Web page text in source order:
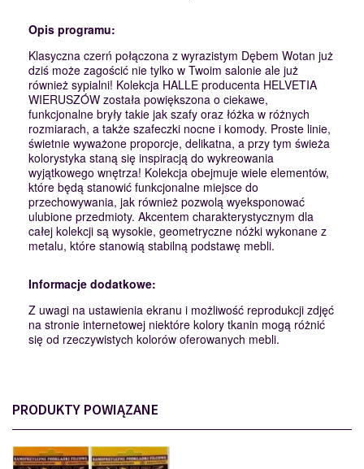
Opis programu:
Klasyczna czerń połączona z wyrazistym Dębem Wotan już
dziś może zagościć nie tylko w Twoim salonie ale już
również sypialni! Kolekcja HALLE producenta HELVETIA
WIERUSZÓW została powiększona o ciekawe,
funkcjonalne bryły takie jak szafy oraz łóżka w różnych
rozmiarach, a także szafeczki nocne i komody. Proste linie,
świetnie wyważone proporcje, delikatna, a przy tym świeża
kolorystyka staną się inspiracją do wykreowania
wyjątkowego wnętrza! Kolekcja obejmuje wiele elementów,
które będą stanowić funkcjonalne miejsce do
przechowywania, jak również pozwolą wyeksponować
ulubione przedmioty. Akcentem charakterystycznym dla
całej kolekcji są wysokie, geometryczne nóżki wykonane z
metalu, które stanowią stabilną podstawę mebli.
Informacje dodatkowe:
Z uwagi na ustawienia ekranu i możliwość reprodukcji zdjęć
na stronie internetowej niektóre kolory tkanin mogą różnić
się od rzeczywistych kolorów oferowanych mebli.
PRODUKTY POWIĄZANE
PODKŁADKI
110562